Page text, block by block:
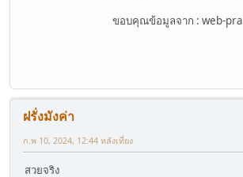
ขอบคุณข้อมูลจาก : web-pra
ฝรั่งมังค่า
ก.พ 10, 2024, 12:44 หลังเที่ยง
สวยจริง